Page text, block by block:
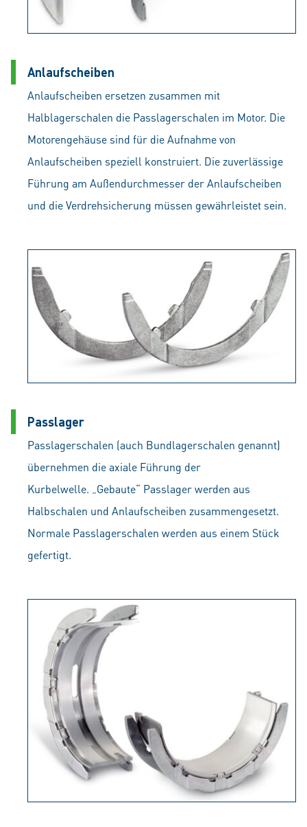
Anlaufscheiben
Anlaufscheiben ersetzen zusammen mit
Halblagerschalen die Passlagerschalen im Motor. Die
Motorengehäuse sind für die Aufnahme von
Anlaufscheiben speziell konstruiert. Die zuverlässige
Führung am Außendurchmesser der Anlaufscheiben
und die Verdrehsicherung müssen gewährleistet sein.
Passlager
Passlagerschalen (auch Bundlagerschalen genannt)
übernehmen die axiale Führung der
Kurbelwelle. „Gebaute“ Passlager werden aus
Halbschalen und Anlaufscheiben zusammengesetzt.
Normale Passlagerschalen werden aus einem Stück
gefertigt.